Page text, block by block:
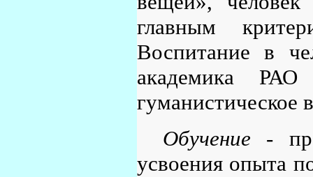
главным
Воспитание в
академика
гуманистическое
Обучение -
усвоения опыта